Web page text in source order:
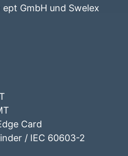
GmbH und Swelex
Card
/ IEC 60603-2